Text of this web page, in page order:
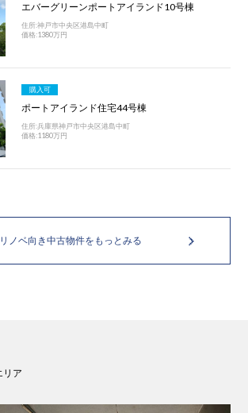
エバーグリーンポートアイランド10号棟
住所:神戸市中央区港島中町
価格:1380万円
購入可
ポートアイランド住宅44号棟
住所:兵庫県神戸市中央区港島中町
価格:1180万円
リノベ向き中古物件をもっとみる
リア